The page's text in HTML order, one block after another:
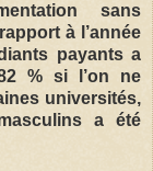
sans
à l’année
payants a
% si l’on ne
universités,
a été